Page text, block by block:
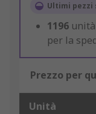
Ultimi pezzi
1196
per la
Prezzo per
Unità